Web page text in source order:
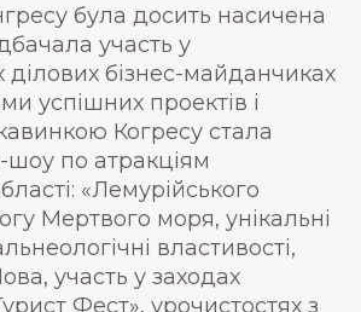
була досить насичена
участь у
ділових бізнес-майданчиках
успішних проектів і
Когресу стала
шоу по атракціям
«Лемурійського
Мертвого моря, унікальні
властивості,
участь у заходах
Фест», урочистостях з